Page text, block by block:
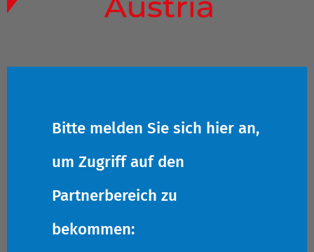
Bitte melden Sie sich hier an,
um Zugriff auf den
Partnerbereich zu
bekommen: